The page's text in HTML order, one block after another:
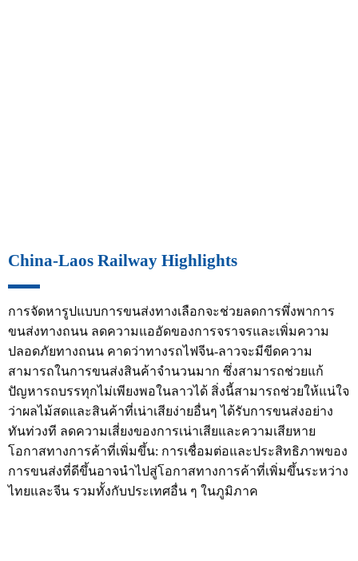
China-Laos Railway Highlights
การจัดหารูปแบบการขนส่งทางเลือกจะช่วยลดการพึ่งพาการ
ขนส่งทางถนน ลดความแออัดของการจราจรและเพิ่มความ
ปลอดภัยทางถนน คาดว่าทางรถไฟจีน-ลาวจะมีขีดความ
สามารถในการขนส่งสินค้าจำนวนมาก ซึ่งสามารถช่วยแก้
ปัญหารถบรรทุกไม่เพียงพอในลาวได้ สิ่งนี้สามารถช่วยให้แน่ใจ
ว่าผลไม้สดและสินค้าที่เน่าเสียง่ายอื่นๆ ได้รับการขนส่งอย่าง
ทันท่วงที ลดความเสี่ยงของการเน่าเสียและความเสียหาย
โอกาสทางการค้าที่เพิ่มขึ้น: การเชื่อมต่อและประสิทธิภาพของ
การขนส่งที่ดีขึ้นอาจนำไปสู่โอกาสทางการค้าที่เพิ่มขึ้นระหว่าง
ไทยและจีน รวมทั้งกับประเทศอื่น ๆ ในภูมิภาค